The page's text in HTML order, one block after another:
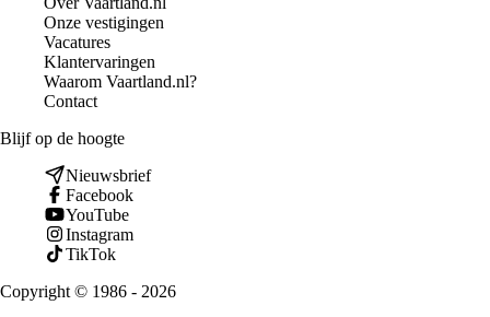
Onze vestigingen
Vacatures
Klantervaringen
Waarom Vaartland.nl?
Contact
Blijf op de hoogte
Nieuwsbrief
Facebook
YouTube
Instagram
TikTok
Copyright © 1986 - 2026